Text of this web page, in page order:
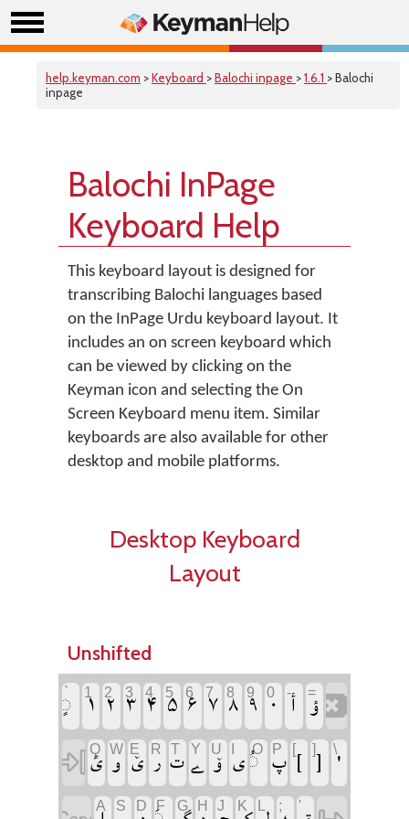
help.keyman.com >Keyboard >Balochi inpage >1.6.1 > Balochi
inpage
Balochi InPage
Keyboard Help
This keyboard layout is designed for
transcribing Balochi languages based
on the InPage Urdu keyboard layout. It
includes an on screen keyboard which
can be viewed by clicking on the
Keyman icon and selecting the On
Screen Keyboard menu item. Similar
keyboards are also available for other
desktop and mobile platforms.
Desktop Keyboard
Layout
Unshifted
` ‏ 1‏ 2‏ 3
‏ 4
‏ 5
‏ 6
‏ 7‏ 8
‏ 9‏ 0‏ -‏ =
‏‏
‏ Q
‏ W
‏ E
‏ R
‏ T
‏ Y
‏ U
‏ ‏ O
‏ P
‏ [‏ ]‏ \‏
A S D F G H J K ; '